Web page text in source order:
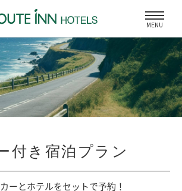
MENU
付き宿泊プラン
ーとホテルをセットで予約！